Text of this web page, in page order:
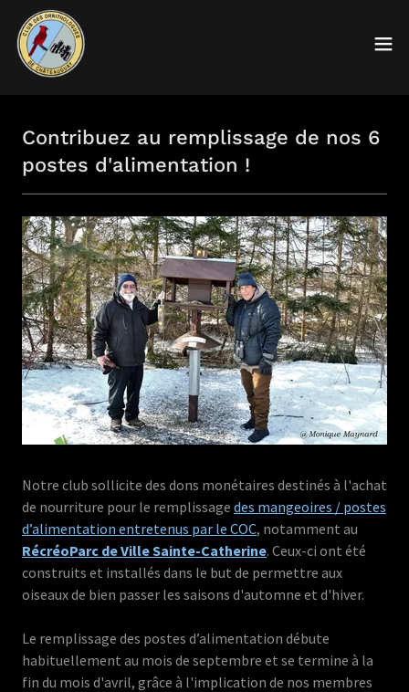
Contribuez au remplissage de nos 6
postes d'alimentation !
Notre club sollicite des dons monétaires destinés à l'achat
de nourriture pour le remplissage des mangeoires / postes
d’alimentation entretenus par le COC, notamment au
RécréoParc de Ville Sainte-Catherine. Ceux-ci ont été
construits et installés dans le but de permettre aux
oiseaux de bien passer les saisons d'automne et d'hiver.
Le remplissage des postes d’alimentation débute
habituellement au mois de septembre et se termine à la
fin du mois d'avril, grâce à l'implication de nos membres